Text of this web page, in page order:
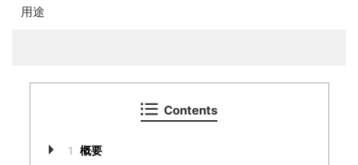
用途
Contents
1 概要